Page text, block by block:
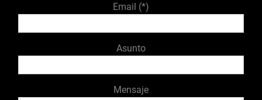
Email (*)
Asunto
Mensaje